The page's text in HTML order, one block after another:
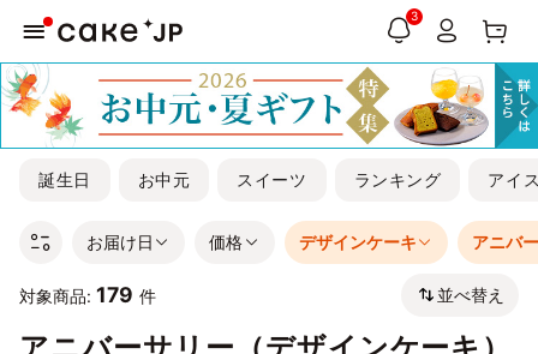
3
誕生日 お中元 スイーツ ランキング アイ
お届け日 価格 デザインケーキ アニバ
対象商品: 179 件 並べ替え
アニバーサリー（デザインケーキ）